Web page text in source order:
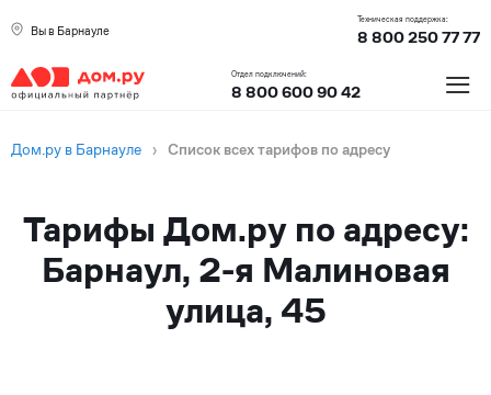
Вы в Барнауле
Техническая поддержка:
8 800 250 77 77
Отдел подключений:
8 800 600 90 42 ≡
Дом.ру в Барнауле › Список всех тарифов по адресу
Тарифы Дом.ру по адресу:
Барнаул, 2-я Малиновая
улица, 45